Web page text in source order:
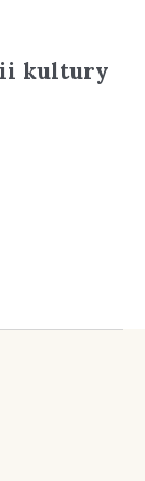
kultury